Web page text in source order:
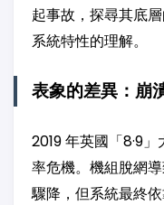
起事故，探尋其底
系統特性的理解。
表象的差異：崩
2019 年英國「8·9
率危機。機組脫網
驟降，但系統最終